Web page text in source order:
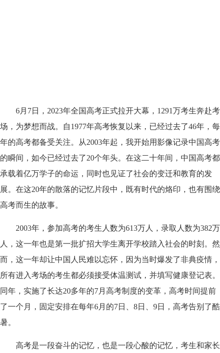
6月7日，2023年全国高考正式拉开大幕，1291万考生奔赴考
场，为梦想而战。自1977年高考恢复以来，已经过去了46年，每
年的高考都备受关注。从2003年起，我开始用影像记录中国高考
的瞬间，如今已经过去了20个年头。在这二十年间，中国高考都
承载着亿万学子的命运，同时也见证了社会的变迁和教育的发
展。在这20年的散落的记忆片段中，既有时代的烙印，也有围绕
高考而生的故事。
2003年，参加高考的考生人数为613万人，录取人数为382万
人，这一年也是第一批扩招大学生离开学校踏入社会的时刻。然
而，这一年却让中国人民难以忘怀，因为当时爆发了非典疫情，
所有进入考场的考生都必须接受体温测试，并填写健康登记表。
同年，实施了长达20多年的7月高考制度的变革，高考时间提前
了一个月，固定安排在每年6月的7日、8日、9日，高考告别了酷
暑。
高考是一段奋斗的记忆，也是一段心酸的记忆，考生和家长